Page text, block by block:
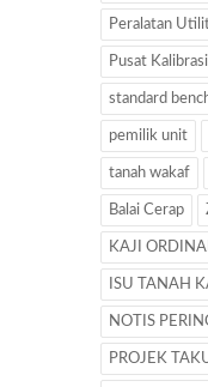
Peralatan
Pusat Kalibrasi
standard
pemilik unit
tanah wakaf
Balai Cerap
KAJI
ISU TANAH
NOTIS
PROJEK